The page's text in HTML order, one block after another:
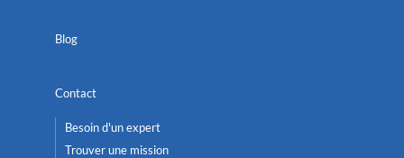
Blog
Contact
Besoin d'un expert
Trouver une mission